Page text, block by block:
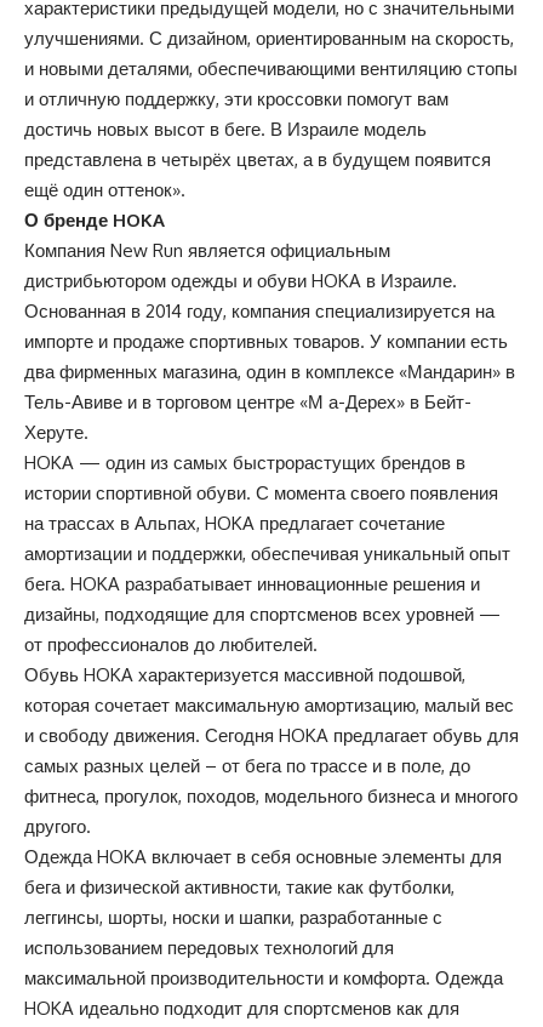
характеристики предыдущей модели, но с значительными
улучшениями. С дизайном, ориентированным на скорость,
и новыми деталями, обеспечивающими вентиляцию стопы
и отличную поддержку, эти кроссовки помогут вам
достичь новых высот в беге. В Израиле модель
представлена в четырёх цветах, а в будущем появится
ещё один оттенок».
О бренде HOKA
Компания New Run является официальным
дистрибьютором одежды и обуви HOKA в Израиле.
Основанная в 2014 году, компания специализируется на
импорте и продаже спортивных товаров. У компании есть
два фирменных магазина, один в комплексе «Мандарин» в
Тель-Авиве и в торговом центре «М а-Дерех» в Бейт-
Херуте.
HOKA — один из самых быстрорастущих брендов в
истории спортивной обуви. С момента своего появления
на трассах в Альпах, HOKA предлагает сочетание
амортизации и поддержки, обеспечивая уникальный опыт
бега. HOKA разрабатывает инновационные решения и
дизайны, подходящие для спортсменов всех уровней —
от профессионалов до любителей.
Обувь HOKA характеризуется массивной подошвой,
которая сочетает максимальную амортизацию, малый вес
и свободу движения. Сегодня HOKA предлагает обувь для
самых разных целей – от бега по трассе и в поле, до
фитнеса, прогулок, походов, модельного бизнеса и многого
другого.
Одежда HOKA включает в себя основные элементы для
бега и физической активности, такие как футболки,
леггинсы, шорты, носки и шапки, разработанные с
использованием передовых технологий для
максимальной производительности и комфорта. Одежда
HOKA идеально подходит для спортсменов как для